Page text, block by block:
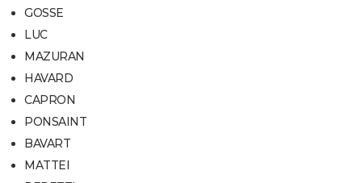
GOSSE
LUC
MAZURAN
HAVARD
CAPRON
PONSAINT
BAVART
MATTEI